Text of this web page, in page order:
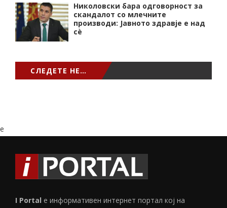
Николовски бара одговорност за
скандалот со млечните
производи: Јавното здравје е над
сѐ
СЛЕДЕТЕ НЕ…
e
I Portal е информативен интернет портал кој на